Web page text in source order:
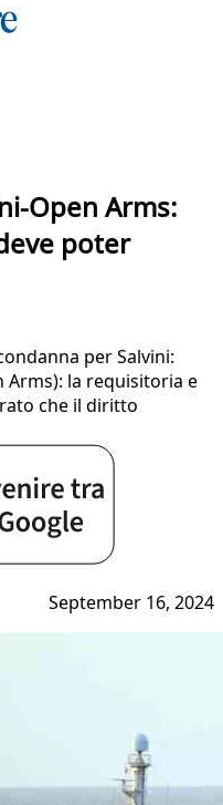
Open Arms:
poter
per Salvini:
Arms): la requisitoria e
che il diritto
September 16, 2024